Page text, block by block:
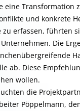
eine Transformation
und konkrete
zu erfassen, führten
Die
ab. Diese
wollen.
die
Pöppelmann,